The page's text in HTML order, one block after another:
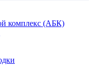
комплекс (АБК)